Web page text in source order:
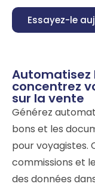
Essayez-le
Automatisez
concentrez
sur la vente
Générez
bons et les
pour voyagistes.
commissions et
des données